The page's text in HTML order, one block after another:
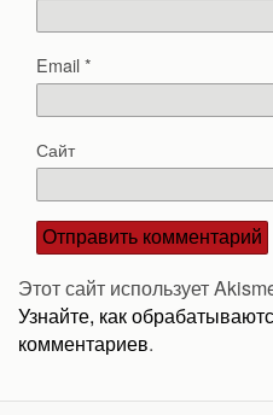
Email*
Сайт
Этот сайт использует
Узнайте, как
комментариев.